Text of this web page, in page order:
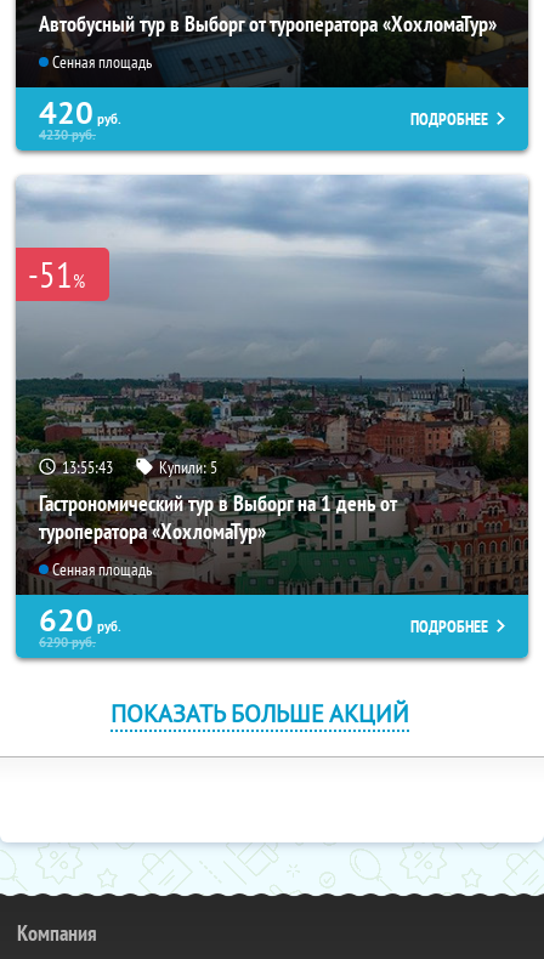
Автобусный тур в Выборг от туроператора «ХохломаТур»
Сенная площадь
420 руб.
4230руб.
ПОДРОБНЕЕ
-51%
13:55:43 Купили:5
Гастрономический тур в Выборг на 1 день от
туроператора «ХохломаТур»
Сенная площадь
620 руб.
6290руб.
ПОДРОБНЕЕ
ПОКАЗАТЬ БОЛЬШЕ АКЦИЙ
Компания